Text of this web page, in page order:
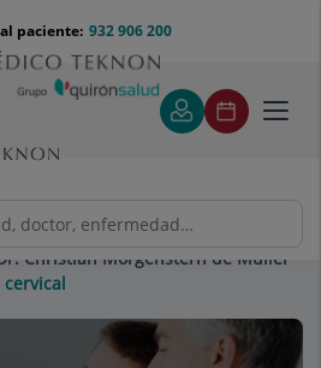
932 906 200
paciente:
Christian Morgenstern de Muller
cervical